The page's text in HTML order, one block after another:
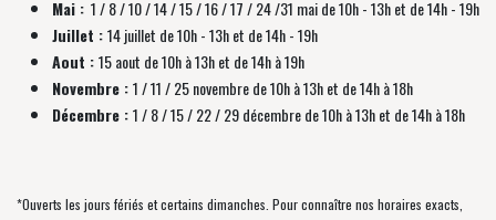
Mai : 1 / 8 / 10 / 14 / 15 / 16 / 17 / 24 /31 mai de 10h - 13h et de 14h - 19h
Juillet :14 juillet de 10h - 13h et de 14h - 19h
Aout :15 aout de 10h à 13h et de 14h à 19h
Novembre :1 / 11 / 25 novembre de10h à 13h et de 14h à 18h
Décembre :1 / 8 / 15 / 22 / 29 décembrede10h à 13h et de 14h à 18h
*Ouverts les jours fériés et certains dimanches. Pour connaître nos horaires exacts,